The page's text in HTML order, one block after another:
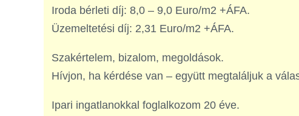
Iroda bérleti díj: 8,0 – 9,0 Euro/m2 +ÁFA.
Üzemeltetési díj: 2,31 Euro/m2 +ÁFA.
Szakértelem, bizalom, megoldások.
Hívjon, ha kérdése van – együtt megtaláljuk a
Ipari ingatlanokkal foglalkozom 20 éve.